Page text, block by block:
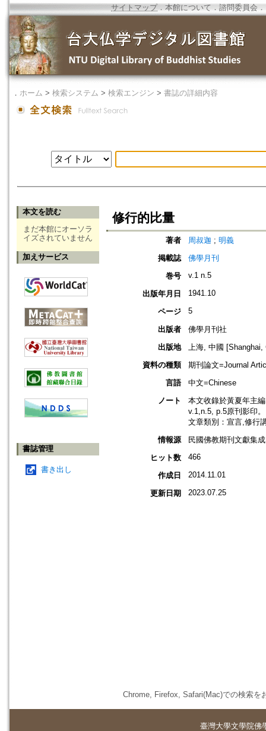
サイトマップ．本館について ． 諮問委員会 ．
． ホーム > 検索システム > 検索エンジン > 書誌の詳細内容
本文を読む
まだ本館にオーソラ
イズされていません
加えサービス
書誌管理
書き出し
修行的比量
著者 周叔迦 ; 明義
掲載誌
佛學月刊
巻号
v.1 n.5
出版年月日 1941.10
ページ 5
出版者
佛學月刊社
出版地
上海, 中國 [Shanghai,
資料の種類
期刊論文=Journal
言語
中文=Chinese
ノート
本文收錄於黃夏年主
v.1,n.5, p.5原刊影印。
文章類別：宣言,修行
情報源
民國佛教期刊文獻集
ヒット数
466
作成日 2014.11.01
更新日期 2023.07.25
Chrome, Firefox, Safari(Mac)での検索を
臺灣大學文學院佛